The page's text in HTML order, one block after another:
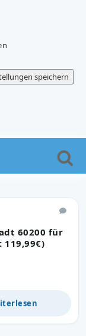
speichern
60200 für
119,99€)